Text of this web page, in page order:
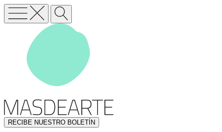
RECIBE NUESTRO BOLETÍN